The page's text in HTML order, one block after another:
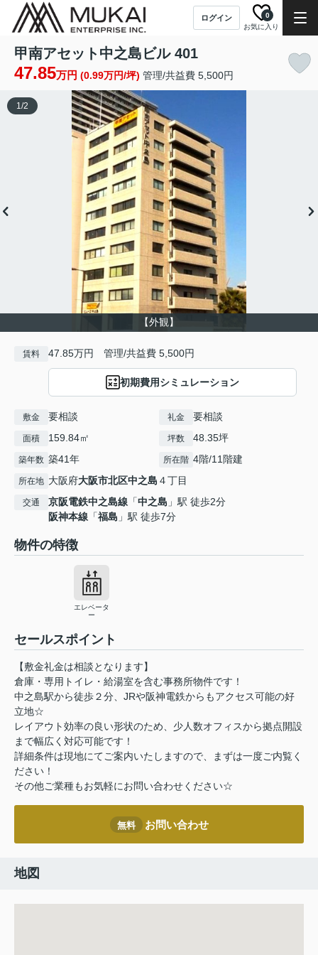
ログイン
お気に入り
0
甲南アセット中之島ビル 401
47.85万円 (0.99万円/坪) 管理/共益費 5,500円
【外観】
1/2
賃料 47.85万円 管理/共益費 5,500円
初期費用シミュレーション
敷金 要相談 礼金 要相談
面積 159.84㎡ 坪数 48.35坪
築年数 築41年 所在階 4階/11階建
所在地 大阪府大阪市北区中之島 ４丁目
交通 京阪電鉄中之島線 「中之島 」駅 徒歩2分
阪神本線 「福島 」駅 徒歩7分
物件の特徴
エレベータ
ー
セールスポイント
【敷金礼金は相談となります】
倉庫・専用トイレ・給湯室を含む事務所物件です！
中之島駅から徒歩２分、JRや阪神電鉄からもアクセス可能の好
立地☆
レイアウト効率の良い形状のため、少人数オフィスから拠点開設
まで幅広く対応可能です！
詳細条件は現地にてご案内いたしますので、まずは一度ご内覧く
ださい！
その他ご業種もお気軽にお問い合わせください☆
無料 お問い合わせ
地図